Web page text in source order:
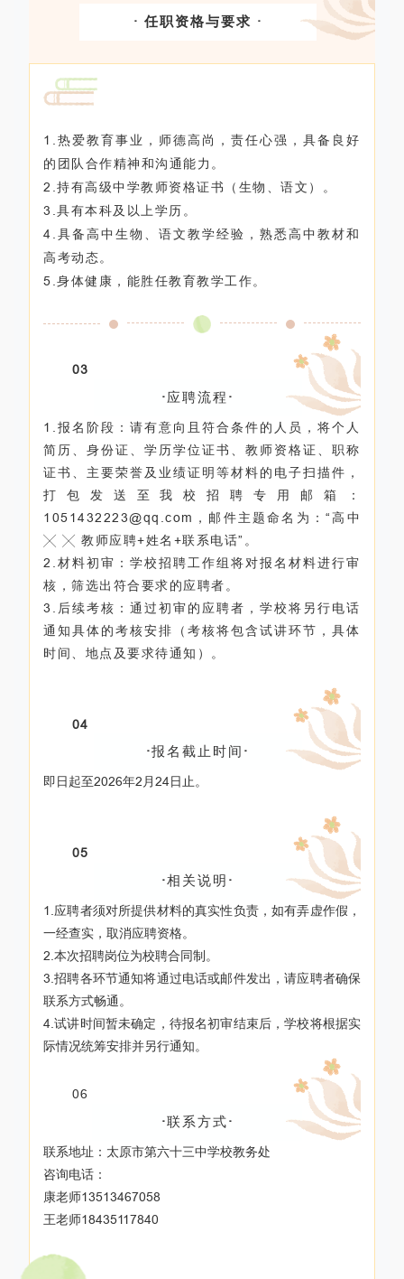
· 任职资格与要求 ·
1.热爱教育事业，师德高尚，责任心强，具备良好
的团队合作精神和沟通能力。
2.持有高级中学教师资格证书（生物、语文）。
3.具有本科及以上学历。
4.具备高中生物、语文教学经验，熟悉高中教材和
高考动态。
5.身体健康，能胜任教育教学工作。
03
·应聘流程 ·
1.报名阶段：请有意向且符合条件的人员，将个人
简历、身份证、学历学位证书、教师资格证、职称
证书、主要荣誉及业绩证明等材料的电子扫描件，
打包发送至我校招聘专用邮箱：
1051432223@qq.com，邮件主题命名为：“高中
╳ ╳ 教师应聘+姓名+联系电话”。
2.材料初审：学校招聘工作组将对报名材料进行审
核，筛选出符合要求的应聘者。
3.后续考核：通过初审的应聘者，学校将另行电话
通知具体的考核安排（考核将包含试讲环节，具体
时间、地点及要求待通知）。
04
·报名截止时间 ·
即日起至2026年2月24日止。
05
·相关说明 ·
1.应聘者须对所提供材料的真实性负责，如有弄虚作假，
一经查实，取消应聘资格。
2.本次招聘岗位为校聘合同制。
3.招聘各环节通知将通过电话或邮件发出，请应聘者确保
联系方式畅通。
4.试讲时间暂未确定，待报名初审结束后，学校将根据实
际情况统筹安排并另行通知。
06
·联系方式·
联系地址：太原市第六十三中学校教务处
咨询电话：
康老师13513467058
王老师18435117840